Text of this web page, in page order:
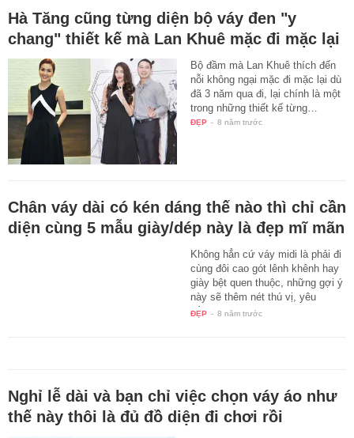
Hà Tăng cũng từng diện bộ váy đen "y
chang" thiết kế mà Lan Khuê mặc đi mặc lại
Bộ đầm mà Lan Khuê thích đến
nỗi không ngại mặc đi mặc lại dù
đã 3 năm qua đi, lại chính là một
trong những thiết kế từng…
ĐẸP - 8 năm trước
Chân váy dài có kén dáng thế nào thì chỉ cần
diện cùng 5 mẫu giày/dép này là đẹp mĩ mãn
Không hẳn cứ váy midi là phải đi
cùng đôi cao gót lênh khênh hay
giày bệt quen thuộc, những gợi ý
này sẽ thêm nét thú vị, yêu
kiều…
ĐẸP - 8 năm trước
Nghỉ lễ dài và bạn chỉ việc chọn váy áo như